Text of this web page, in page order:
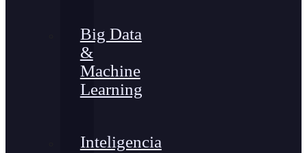
Big Data
&
Machine
Learning
Inteligencia